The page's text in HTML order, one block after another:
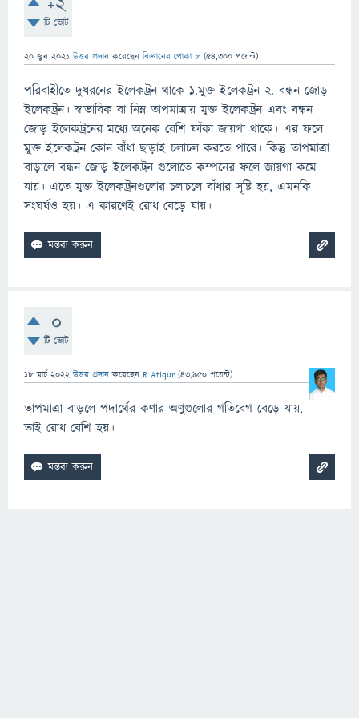
টি ভোট
20 জুন 2021 উত্তর প্রদান করেছেনবিজ্ঞানের পোকা ৮ (54,300 পয়েন্ট)
পরিবাহীতে দুধরনের ইলেকট্রন থাকে ১.মুক্ত ইলেকট্রন ২. বন্ধন জোড়
ইলেকট্রন। স্বাভাবিক বা নিম্ন তাপমাত্রায় মুক্ত ইলেকট্রন এবং বন্ধন
জোড় ইলেকট্রনের মধ্যে অনেক বেশি ফাঁকা জায়গা থাকে। এর ফলে
মুক্ত ইলেকট্রন কোন বাঁধা ছাড়াই চলাচল করতে পারে। কিন্তু তাপমাত্রা
বাড়ালে বন্ধন জোড় ইলেকট্রন গুলোতে কম্পনের ফলে জায়গা কমে
যায়। এতে মুক্ত ইলেকট্রনগুলোর চলাচলে বাঁধার সৃষ্টি হয়, এমনকি
সংঘর্ষও হয়। এ কারণেই রোধ বেড়ে যায়।
0
টি ভোট
18 মার্চ 2022 উত্তর প্রদান করেছেন R Atiqur (43,950 পয়েন্ট)
তাপমাত্রা বাড়লে পদার্থের কণার অণুগুলোর গতিবেগ বেড়ে যায়,
তাই রোধ বেশি হয়।